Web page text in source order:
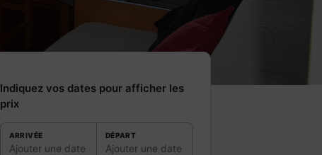
Indiquez vos dates pour afficher les
prix
ARRIVÉE
Ajouter une date
DÉPART
Ajouter une date